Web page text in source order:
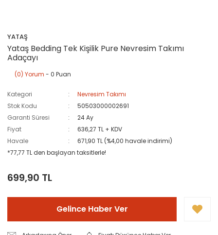
YATAŞ
Yataş Bedding Tek Kişilik Pure Nevresim Takımı
Adaçayı
(0) Yorum - 0 Puan
Kategori
Nevresim Takımı
Stok Kodu
50503000002691
Garanti Süresi
24 Ay
Fiyat
636,27 TL + KDV
Havale
671,90 TL (%4,00 havale indirimi)
*77,77 TL den başlayan taksitlerle!
699,90 TL
Gelince Haber Ver